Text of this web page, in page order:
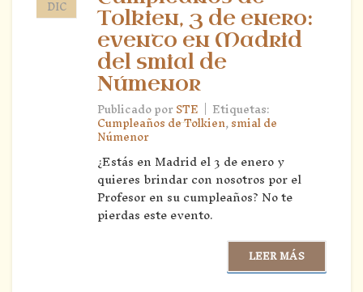
DIC
Tolkien, 3 de enero:
evento en Madrid
del smial de
Númenor
Publicado porSTE | Etiquetas:
Cumpleaños de Tolkien,smial de
Númenor
¿Estás en Madrid el 3 de enero y
quieres brindar con nosotros por el
Profesor en su cumpleaños? No te
pierdas este evento.
LEER MÁS